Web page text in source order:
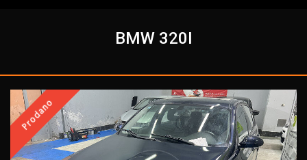
BMW 320I
Prodano